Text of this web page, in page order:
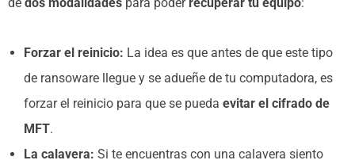
Forzar el reinicio: La idea es que antes de que este tipo
de ransoware llegue y se adueñe de tu computadora, es
forzar el reinicio para que se pueda evitar el cifrado de
MFT.
La calavera: Si te encuentras con una calavera siento